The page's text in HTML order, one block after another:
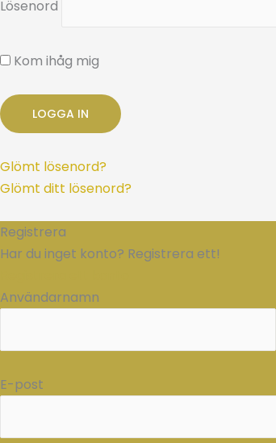
Lösenord
Kom ihåg mig
Glömt lösenord?
Glömt ditt lösenord?
Registrera
Har du inget konto? Registrera ett!
Användarnamn
E-post